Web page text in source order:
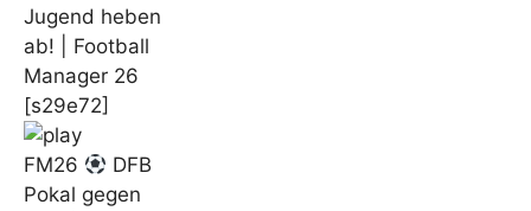
Jugend heben
ab! | Football
Manager 26
[s29e72]
FM26
DFB
Pokal gegen